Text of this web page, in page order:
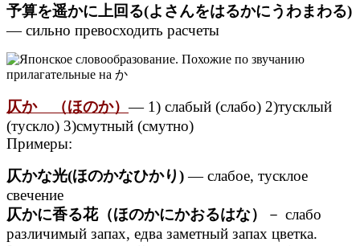
予算を遥かに上回る(よさんをはるかにうわまわる)
— сильно превосходить расчеты
仄か （ほのか）— 1) слабый (слабо) 2)тусклый
(тускло) 3)смутный (смутно)
Примеры:
仄かな光(ほのかなひかり)— слабое, тусклое
свечение
仄かに香る花（ほのかにかおるはな）
－ слабо
различимый запах, едва заметный запах цветка.